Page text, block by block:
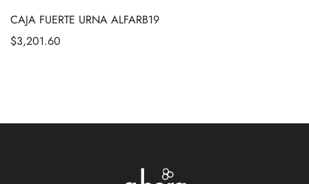
CAJA FUERTE URNA ALFARB19
$3,201.60